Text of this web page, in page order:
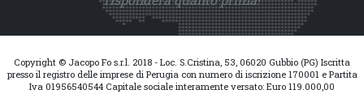
Copyright © Jacopo Fo s.r.l. 2018 - Loc. S.Cristina, 53, 06020 Gubbio (PG) Iscritta
presso il registro delle imprese di Perugia con numero di iscrizione 170001 e Partita
Iva 01956540544 Capitale sociale interamente versato: Euro 119.000,00